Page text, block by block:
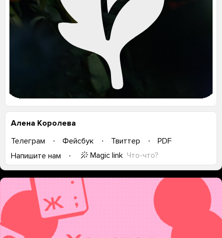
Алена Королева
Телеграм
Фейсбук Твиттер
PDF
Напишите нам
Magic link Что-что?